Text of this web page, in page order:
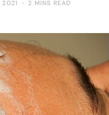
2021 2 MINS READ